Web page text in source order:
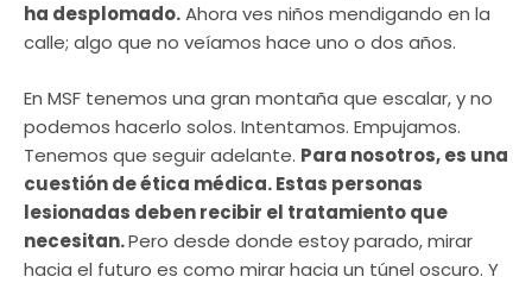
ha desplomado.Ahora ves niños mendigando en la
calle; algo que no veíamos hace uno o dos años.
En MSF tenemos una gran montaña que escalar, y no
podemos hacerlo solos. Intentamos. Empujamos.
Tenemos que seguir adelante. Para nosotros, es una
cuestión de ética médica. Estas personas
lesionadas deben recibir el tratamiento que
necesitan.Pero desde donde estoy parado, mirar
hacia el futuro es como mirar hacia un túnel oscuro. Y